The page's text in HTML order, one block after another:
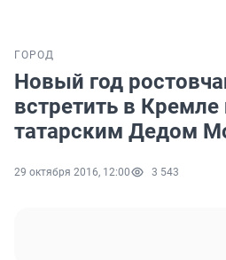
ГОРОД
Новый год
встретить в Кремле
татарским Дедом
29 октября 2016, 12:00 3 543